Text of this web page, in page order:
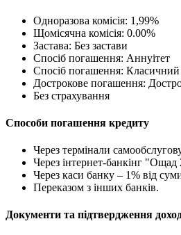
Одноразова комісія: 1,99%
Щомісячна комісія: 0.00%
Застава: Без застави
Спосіб погашення: Aннуітет
Спосіб погашення: Класичний
Дострокове погашення:
Без страхування
Способи погашення кредиту
Через термінали
Через інтернет-банкінг "Ощад
Через каси банку – 1% від
Переказом з інших банків.
Документи та підтвердження